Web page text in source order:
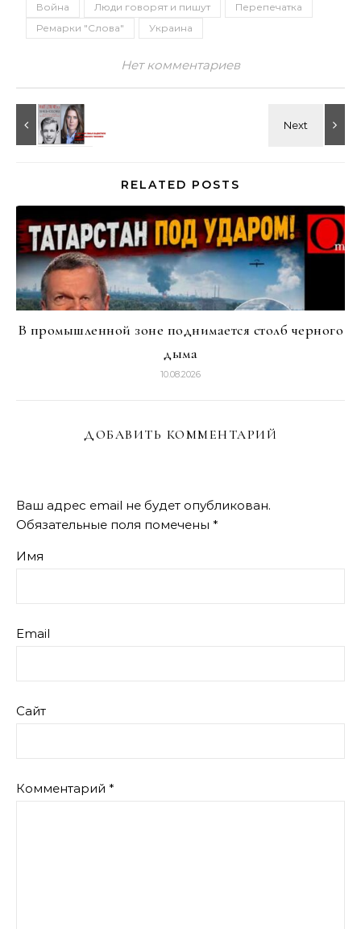
Война Люди говорят и пишут
Перепечатка
Ремарки "Слова"
Украина
Нет комментариев
RELATED POSTS
В промышленной зоне поднимается столб черного
дыма
10.08.2026
ДОБАВИТЬ КОММЕНТАРИЙ
Ваш адрес email не будет опубликован.
Обязательные поля помечены *
Имя
Email
Сайт
Комментарий *